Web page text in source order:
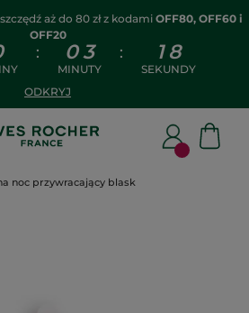
aż do 80 zł z kodami OFF80, OFF60 i
OFF20
: 0 3
MINUTY
: 1 8
SEKUNDY
ODKRYJ
noc przywracający blask